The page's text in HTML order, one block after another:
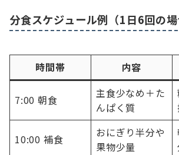
分食スケジュール例（1日6回の場
時間帯 内容
7:00 朝食
主食少なめ＋た
んぱく質
10:00 補食
おにぎり半分や
果物少量